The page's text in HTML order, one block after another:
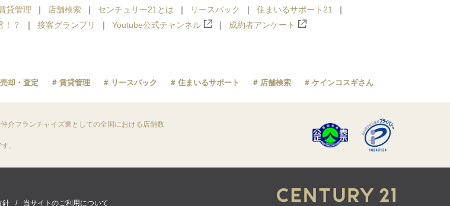
貸管理 店舗検索 センチュリー21とは リースバック
住まいるサポート21
！？ 接客グランプリ Youtube公式チャンネル 成約者アンケート
却・査定 賃貸管理 リースバック 住まいるサポート 店舗検索 ケインコスギさん
介フランチャイズ業としての全国における店舗数
。
針 当サイトのご利用について